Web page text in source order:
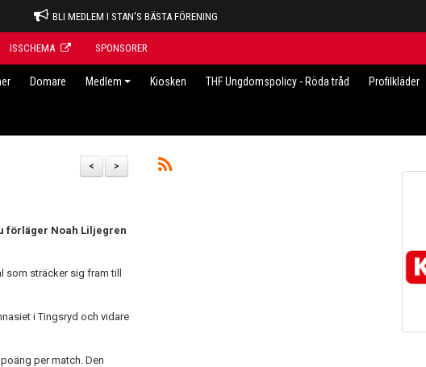
BLI MEDLEM I STAN'S BÄSTA FÖRENING
ISSCHEMA SPONSORER
Domare Medlem Kiosken THF Ungdomspolicy - Röda tråd Profilkläder
>
<
förläger Noah Liljegren
som sträcker sig fram till
i Tingsryd och vidare
per match. Den